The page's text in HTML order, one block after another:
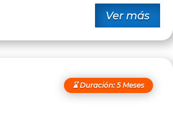
Ver más
⌛ Duración: 5 Meses